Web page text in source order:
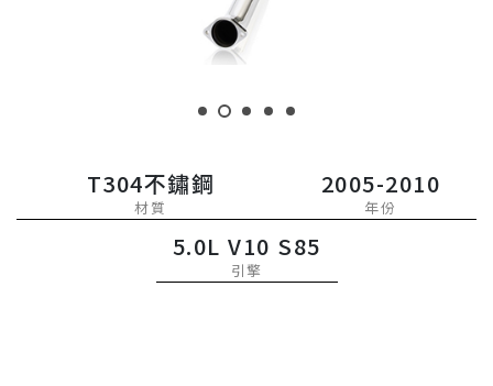
T304不鏽鋼
材質
2005-2010
年份
5.0L V10 S85
引擎